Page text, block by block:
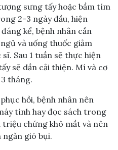
sưng tấy hoặc bầm tím
2-3 ngày đầu, hiện
kể, bệnh nhân cần
và uống thuốc giảm
Sau 1 tuần sẽ thực hiện
sẽ dần cải thiện. Mí và cơ
tháng.
hồi, bệnh nhân nên
tính hay đọc sách trong
triệu chứng khô mắt và nên
gió bụi.